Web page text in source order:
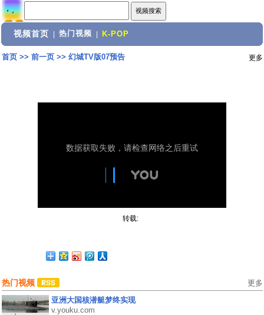
视频首页 热门视频 K-POP
首页>> 前一页>> 幻城TV版07预告 更多
转载:
热门视频 更多
亚洲大国核潜艇梦终实现
v.youku.com